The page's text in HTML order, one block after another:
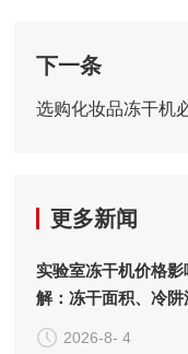
下一条
选购化妆品冻干机
更多新闻
实验室冻干机价格
解：冻干面积、冷阱
系统的成本构成
2026-8- 4